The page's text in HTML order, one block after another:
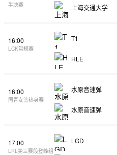
半决赛
上海交通大学
16:00
LCK常规赛
T1
HLE
16:00
国青女篮热身赛
水原音速弹
水原音速弹
17:00
LPL第三赛段登峰组
LGD